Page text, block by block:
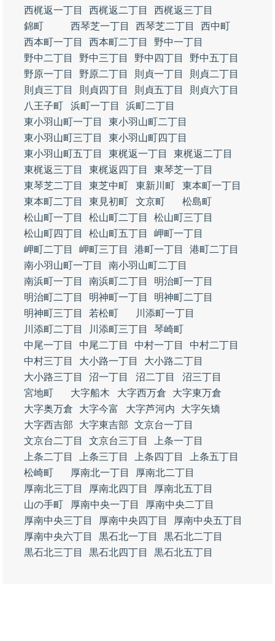
西梶返一丁目
西梶返二丁目
西梶返三丁目
錦町
西琴芝一丁目 西琴芝二丁目
西中町
西本町一丁目
西本町二丁目
野中一丁目
野中二丁目
野中三丁目 野中四丁目
野中五丁目
野原一丁目
野原二丁目 則貞一丁目
則貞二丁目
則貞三丁目
則貞四丁目 則貞五丁目
則貞六丁目
八王子町
浜町一丁目
浜町二丁目
東小羽山町一丁目
東小羽山町二丁目
東小羽山町三丁目
東小羽山町四丁目
東小羽山町五丁目
東梶返一丁目
東梶返二丁目
東梶返三丁目
東梶返四丁目
東琴芝一丁目
東琴芝二丁目
東芝中町 東新川町
東本町一丁目
東本町二丁目
東見初町 文京町
松島町
松山町一丁目
松山町二丁目
松山町三丁目
松山町四丁目
松山町五丁目
岬町一丁目
岬町二丁目
岬町三丁目 港町一丁目
港町二丁目
南小羽山町一丁目
南小羽山町二丁目
南浜町一丁目
南浜町二丁目
明治町一丁目
明治町二丁目
明神町一丁目
明神町二丁目
明神町三丁目
若松町
川添町一丁目
川添町二丁目
川添町三丁目
琴崎町
中尾一丁目
中尾二丁目 中村一丁目
中村二丁目
中村三丁目
大小路一丁目
大小路二丁目
大小路三丁目
沼一丁目 沼二丁目
沼三丁目
宮地町
大字船木 大字西万倉
大字東万倉
大字奥万倉
大字今富 大字芦河内
大字矢矯
大字西吉部
大字東吉部
文京台一丁目
文京台二丁目
文京台三丁目
上条一丁目
上条二丁目
上条三丁目 上条四丁目
上条五丁目
松崎町
厚南北一丁目
厚南北二丁目
厚南北三丁目
厚南北四丁目
厚南北五丁目
山の手町
厚南中央一丁目
厚南中央二丁目
厚南中央三丁目
厚南中央四丁目
厚南中央五丁目
厚南中央六丁目
黒石北一丁目
黒石北二丁目
黒石北三丁目
黒石北四丁目 黒石北五丁目